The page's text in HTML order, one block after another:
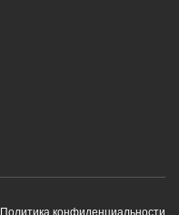
Политика конфиденциальности